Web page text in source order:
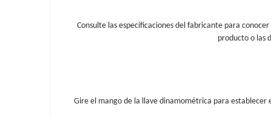
Consulte las especificaciones del fabricante para
producto o las
Gire el mango de la llave dinamométrica para establecer